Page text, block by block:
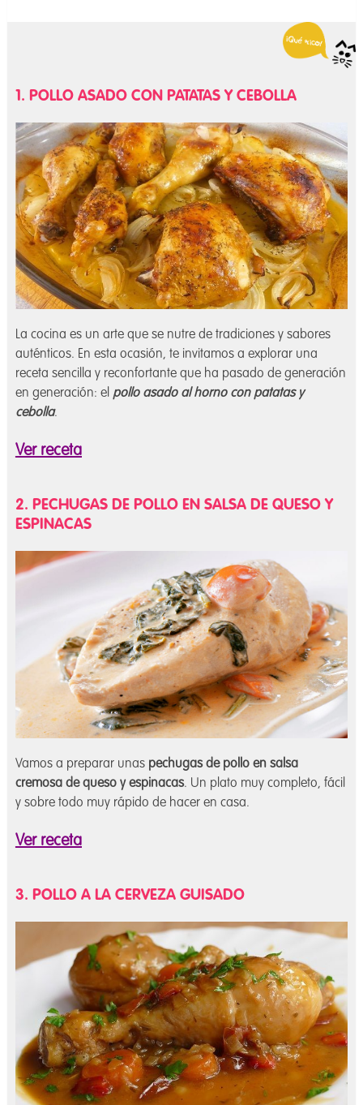
1. POLLO ASADO CON PATATAS Y CEBOLLA
La cocina es un arte que se nutre de tradiciones y sabores
auténticos. En esta ocasión, te invitamos a explorar una
receta sencilla y reconfortante que ha pasado de generación
en generación: el pollo asado al horno con patatas y
cebolla.
Ver receta
2. PECHUGAS DE POLLO EN SALSA DE QUESO Y
ESPINACAS
Vamos a preparar unas pechugas de pollo en salsa
cremosa de queso y espinacas. Un plato muy completo, fácil
y sobre todo muy rápido de hacer en casa.
Ver receta
3. POLLO A LA CERVEZA GUISADO